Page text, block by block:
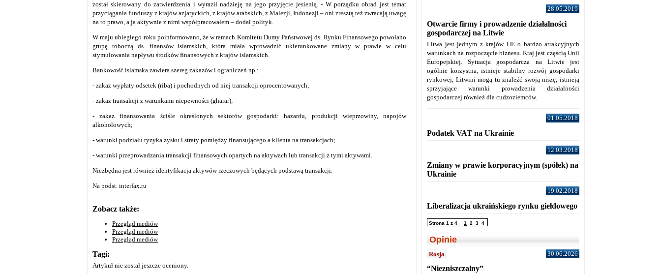
został skierowany do zatwierdzenia i wyraził nadzieję na jego przyjęcie jesienią. - W porządku obrad jest temat
przyciągania funduszy z krajów azjatyckich, z krajów arabskich, z Malezji, Indonezji – oni zresztą też zwracają uwagę
na to prawo, a ja aktywnie z nimi współpracowałem – dodał polityk.
W maju ubiegłego roku poinformowano, że w ramach Komitetu Dumy Państwowej ds. Rynku Finansowego powołano
grupę roboczą ds. finansów islamskich, która miała wprowadzić ukierunkowane zmiany w prawie w celu
stymulowania napływu środków finansowych z krajów islamskich.
Bankowość islamska zawiera szereg zakazów i ograniczeń np.:
- zakaz wypłaty odsetek (riba) i pochodnych od niej transakcji oprocentowanych;
- zakaz transakcji z warunkami niepewności (gharar);
- zakaz finansowania ściśle określonych sektorów gospodarki: hazardu, produkcji wieprzowiny, napojów
alkoholowych;
- warunki podziału ryzyka zysku i straty pomiędzy finansującego a klienta na transakcjach;
- warunki przeprowadzania transakcji finansowych opartych na aktywach lub transakcji z tymi aktywami.
Niezbędna jest również identyfikacja aktywów rzeczowych będących podstawą transakcji.
Na podst. interfax.ru
Zobacz także:
Przegląd mediów
Przegląd mediów
Przegląd mediów
Tagi:
Artykuł nie został jeszcze oceniony.
28.05.2019
Otwarcie firmy i prowadzenie działalności
gospodarczej na Litwie
Litwa jest jednym z krajów UE o bardzo atrakcyjnych
warunkach na rozpoczęcie biznesu. Kraj jest częścią Unii
Europejskiej. Sytuacja gospodarcza na Litwie jest
ogólnie korzystna, istnieje stabilny rozwój gospodarki
rynkowej, Litwini mogą tu znaleźć swoją niszę, istnieją
sprzyjające warunki prowadzenia działalności
gospodarczej również dla cudzoziemców.
01.05.2018
Podatek VAT na Ukrainie
12.03.2018
Zmiany w prawie korporacyjnym (spółek) na
Ukrainie
19.02.2018
Liberalizacja ukraińskiego rynku giełdowego
Strona 1 z 4 1 2 3 4
Opinie
Rosja 30.06.2026
“Niezniszczalny”